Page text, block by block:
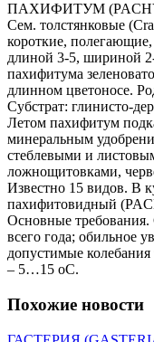
ПАХИФИТУМ
Сем. толстянковые
короткие,
длиной 3-5, шириной
пахифитума
длинном цветоносе.
Субстрат: глинисто-
Летом пахифитум
минеральным
стеблевыми и
ложнощитовками,
Известно 15 видов. В
пахифитовидный
Основные требования.
всего года; обильное
допустимые
– 5…15 оС.
Похожие новости